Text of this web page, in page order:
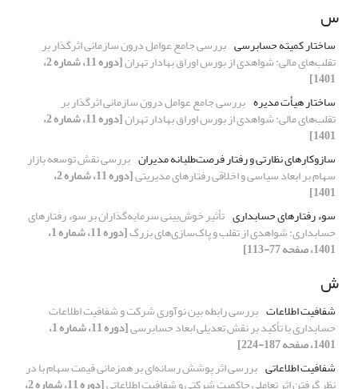
س
ساختار کمیته حسابرسی بررسی جامع عوامل درون سازمانی اثرگذار بر
تقلب‌های مالی: شواهدی از بورس اوراق بهادار تهران [دوره 11، شماره 2،
1401]
ساختار هیأت مدیره بررسی جامع عوامل درون سازمانی اثرگذار بر
تقلب‌های مالی: شواهدی از بورس اوراق بهادار تهران [دوره 11، شماره 2،
1401]
سازوکارهای نظارتی و رفتار فرصت‌‌طلبانه مدیران بررسی نقش توسعه بازار
سهام بر ابعاد سیاسی و اخلاقی رفتارهای مدیریتی [دوره 11، شماره 2،
1401]
سوء رفتارهای حسابداری تأثیر خوش‌بینی سرمایه‌گذاران بر سوء رفتارهای
حسابداری: شواهدی از تقلب و پاک‌سازی‌های بزرگ [دوره 11، شماره 1،
1401، صفحه 77-113]
ش
شفافیت اطلاعات بررسی رابطه بین نوآوری شرکت و شفافیت اطلاعات
حسابداری با تأکید بر نقش تعدیلی ابعاد حسابرسی [دوره 11، شماره 1،
1401، صفحه 187-224]
شفافیت اطلاعاتی بررسی اثر پوشش رسانه‌ای بر همزمانی قیمت‌ سهام با در
نظر گرفتن اثر تعاملی حاکمیت شرکتی و شفافیت اطلاعاتی [دوره 11، شماره 2،